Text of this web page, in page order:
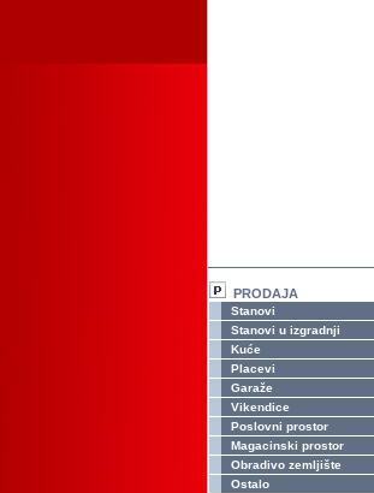
PRODAJA
Stanovi
Stanovi u izgradnji
Kuće
Placevi
Garaže
Vikendice
Poslovni prostor
Magacinski prostor
Obradivo zemljište
Ostalo